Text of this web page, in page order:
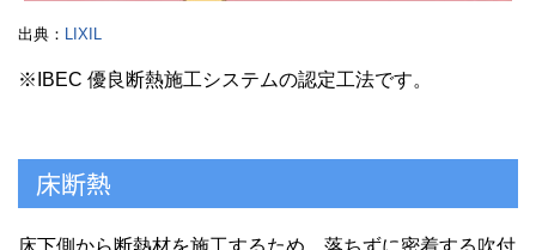
出典： LIXIL
※IBEC 優良断熱施工システムの認定工法です。
床断熱
床下側から断熱材を施工するため、落ちずに密着する吹付